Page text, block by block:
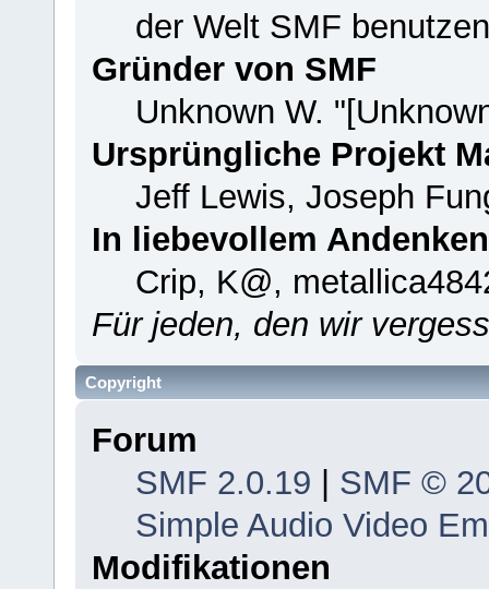
der Welt SMF
Gründer von SMF
Unknown W.
Ursprüngliche Projekt
Jeff Lewis, Joseph
In liebevollem
Crip, K@,
Für jeden, den wir
Copyright
Forum
SMF 2.0.19
SMF ©
Simple Audio Video
Modifikationen